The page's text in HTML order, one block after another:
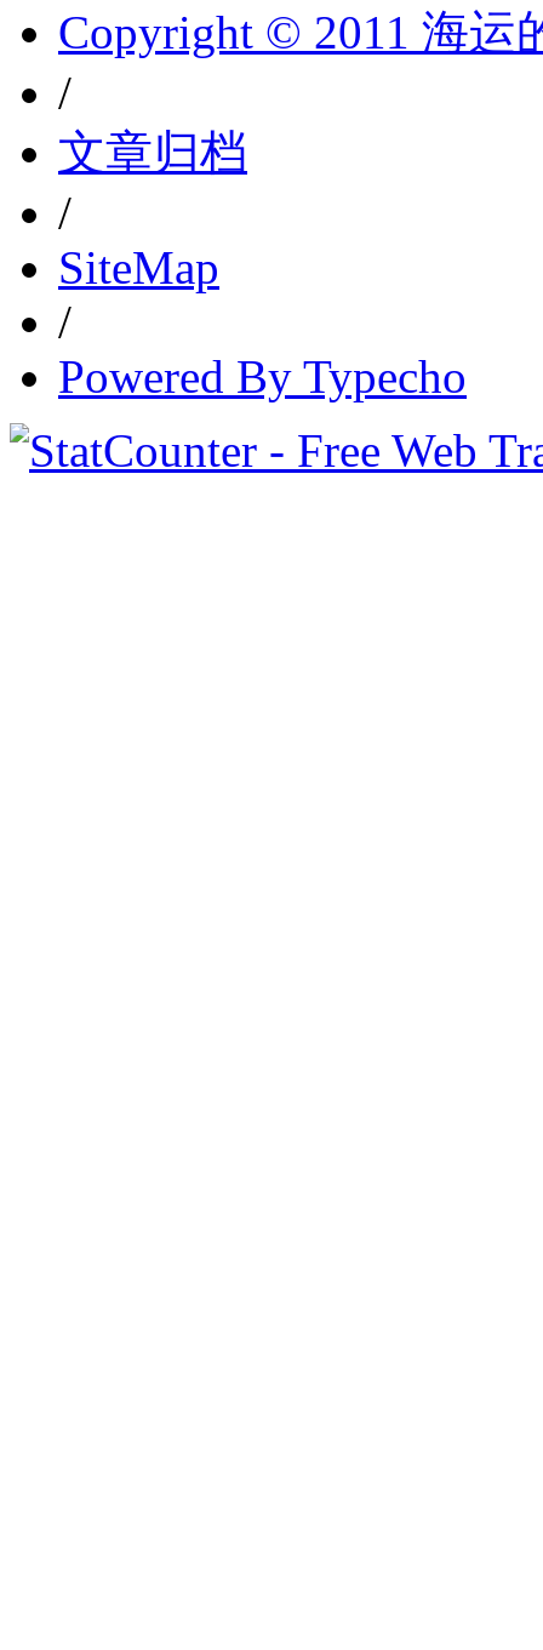
Copyright © 2011 海运
/
文章归档
/
SiteMap
/
Powered By Typecho